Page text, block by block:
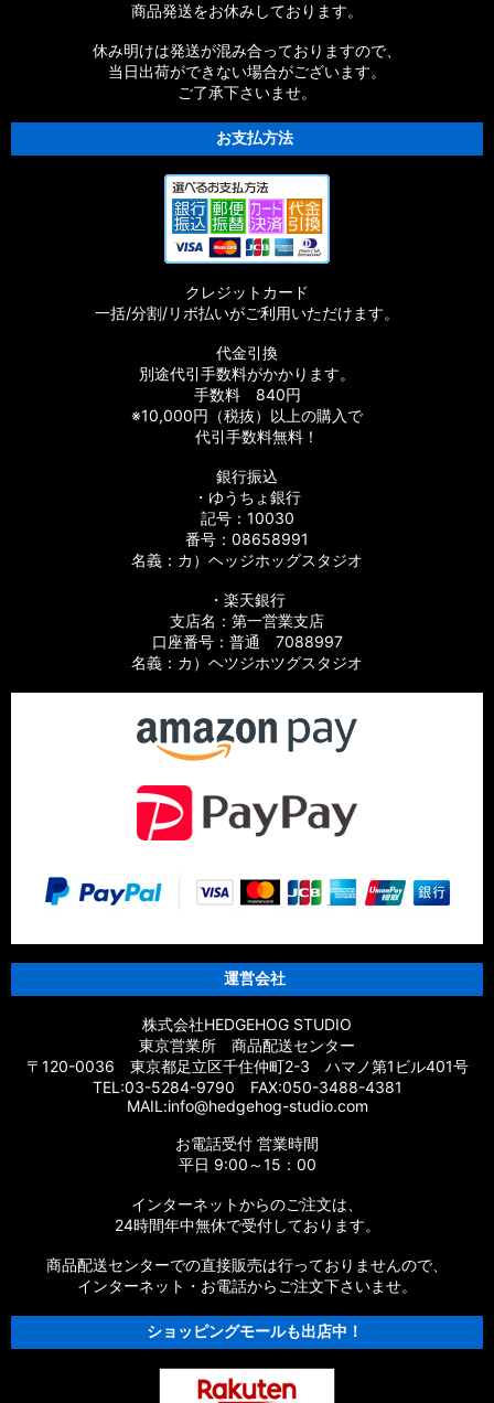
商品発送をお休みしております。
休み明けは発送が混み合っておりますので、
当日出荷ができない場合がございます。
ご了承下さいませ。
お支払方法
クレジットカード
一括/分割/リボ払いがご利用いただけます。
代金引換
別途代引手数料がかかります。
手数料 840円
※10,000円（税抜）以上の購入で
代引手数料無料！
銀行振込
・ゆうちょ銀行
記号：10030
番号：08658991
名義：カ）ヘッジホッグスタジオ
・楽天銀行
支店名：第一営業支店
口座番号：普通 7088997
名義：カ）ヘツジホツグスタジオ
運営会社
株式会社HEDGEHOG STUDIO
東京営業所 商品配送センター
〒120-0036 東京都足立区千住仲町2-3 ハマノ第1ビル401号
TEL:03-5284-9790 FAX:050-3488-4381
MAIL:info@hedgehog-studio.com
お電話受付 営業時間
平日 9:00～15：00
インターネットからのご注文は、
24時間年中無休で受付しております。
商品配送センターでの直接販売は行っておりませんので、
インターネット・お電話からご注文下さいませ。
ショッピングモールも出店中！